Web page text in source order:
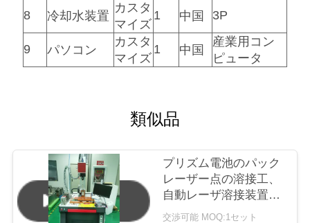
8 冷却水装置
カスタ
マイズ
1 中国 3P
9 パソコン
カスタ
マイズ
1 中国
産業用コン
ピュータ
類似品
プリズム電池のパック
レーザー点の溶接工、
自動レーザ溶接装置
1000*80mm
交渉可能 MOQ:1セット